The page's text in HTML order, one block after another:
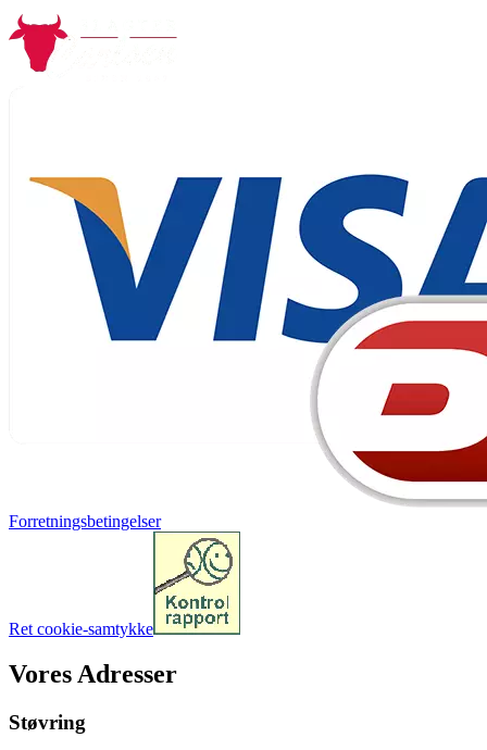
Forretningsbetingelser
Ret cookie-samtykke
Vores Adresser
Støvring